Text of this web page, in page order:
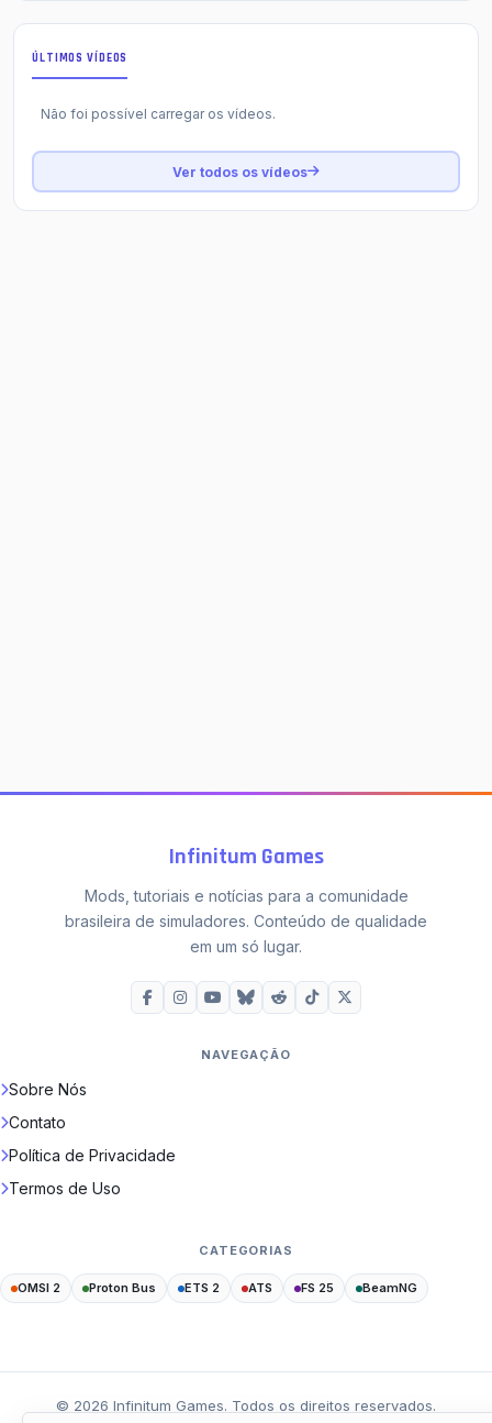
ÚLTIMOS VÍDEOS
Não foi possível carregar os vídeos.
Ver todos os vídeos
Infinitum Games
Mods, tutoriais e notícias para a comunidade
brasileira de simuladores. Conteúdo de qualidade
em um só lugar.
NAVEGAÇÃO
Sobre Nós
Contato
Política de Privacidade
Termos de Uso
CATEGORIAS
OMSI 2 Proton Bus ETS 2 ATS FS 25 BeamNG
© 2026 Infinitum Games. Todos os direitos reservados.